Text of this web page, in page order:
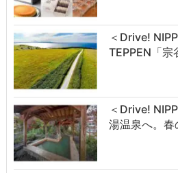
＜Drive!
TEPPEN「
＜Drive!
湯温泉へ。